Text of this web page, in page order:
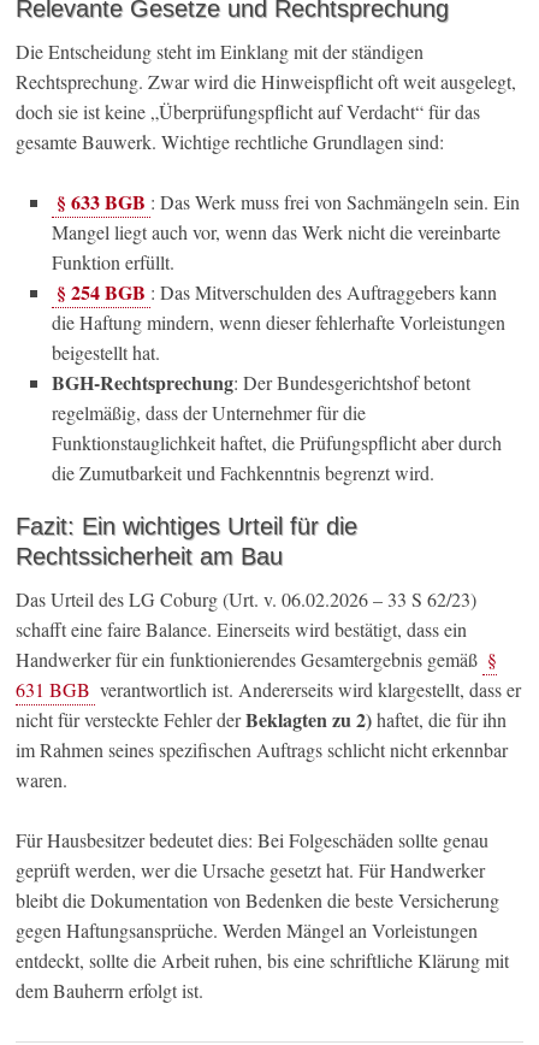
Relevante Gesetze und Rechtsprechung
Die Entscheidung steht im Einklang mit der ständigen
Rechtsprechung. Zwar wird die Hinweispflicht oft weit ausgelegt,
doch sie ist keine „Überprüfungspflicht auf Verdacht“ für das
gesamte Bauwerk. Wichtige rechtliche Grundlagen sind:
§ 633 BGB : Das Werk muss frei von Sachmängeln sein. Ein
Mangel liegt auch vor, wenn das Werk nicht die vereinbarte
Funktion erfüllt.
§ 254 BGB : Das Mitverschulden des Auftraggebers kann
die Haftung mindern, wenn dieser fehlerhafte Vorleistungen
beigestellt hat.
BGH-Rechtsprechung: Der Bundesgerichtshof betont
regelmäßig, dass der Unternehmer für die
Funktionstauglichkeit haftet, die Prüfungspflicht aber durch
die Zumutbarkeit und Fachkenntnis begrenzt wird.
Fazit: Ein wichtiges Urteil für die
Rechtssicherheit am Bau
Das Urteil des LG Coburg (Urt. v. 06.02.2026 – 33 S 62/23)
schafft eine faire Balance. Einerseits wird bestätigt, dass ein
Handwerker für ein funktionierendes Gesamtergebnis gemäß §
631 BGB verantwortlich ist. Andererseits wird klargestellt, dass er
nicht für versteckte Fehler derBeklagten zu 2)haftet, die für ihn
im Rahmen seines spezifischen Auftrags schlicht nicht erkennbar
waren.
Für Hausbesitzer bedeutet dies: Bei Folgeschäden sollte genau
geprüft werden, wer die Ursache gesetzt hat. Für Handwerker
bleibt die Dokumentation von Bedenken die beste Versicherung
gegen Haftungsansprüche. Werden Mängel an Vorleistungen
entdeckt, sollte die Arbeit ruhen, bis eine schriftliche Klärung mit
dem Bauherrn erfolgt ist.